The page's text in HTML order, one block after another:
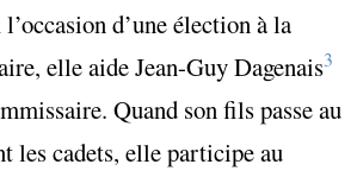
d’une élection à la
elle aide Jean-Guy Dagenais3
Quand son fils passe au
les cadets, elle participe au